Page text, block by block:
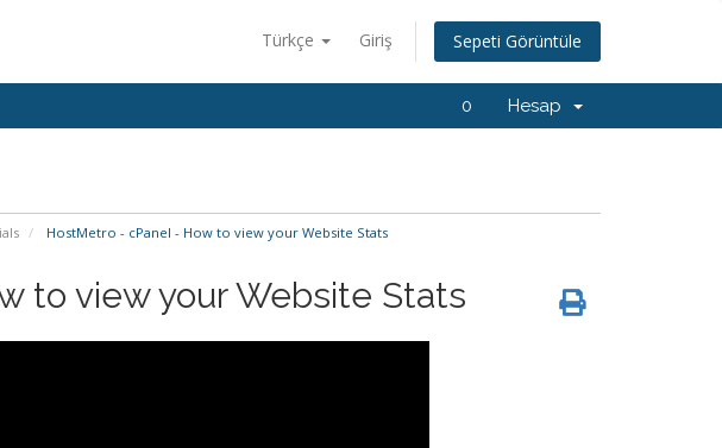
Türkçe Giriş Sepeti Görüntüle
0 Hesap
HostMetro - cPanel - How to view your Website Stats
to view your Website Stats